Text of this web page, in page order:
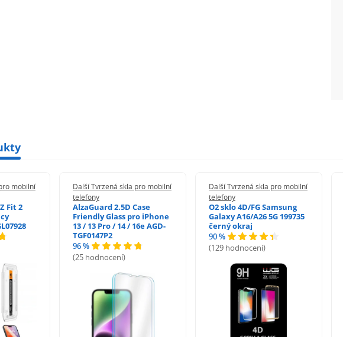
mobilní
Fit 2
Další Tvrzená skla pro mobilní
telefony
AlzaGuard 2.5D Case
Friendly Glass pro iPhone
13 / 13 Pro / 14 / 16e AGD-
TGF0147P2
96 %
(25 hodnocení)
Další Tvrzená skla pro mobilní
telefony
O2 sklo 4D/FG Samsung
Galaxy A16/A26 5G 199735
černý okraj
90 %
(129 hodnocení)